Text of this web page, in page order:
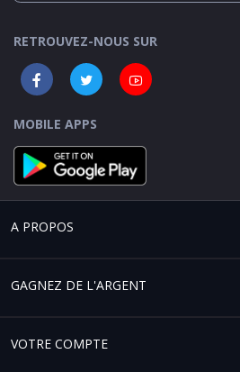
RETROUVEZ-NOUS SUR
MOBILE APPS
A PROPOS
Qui sommes-nous ?
Paramètres de confidentialité
GAGNEZ DE L'ARGENT
Vendre sur Africaplace
VOTRE COMPTE